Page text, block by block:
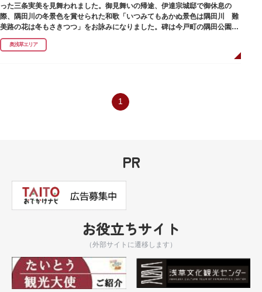
った三条実美を見舞われました。御見舞いの帰途、伊達宗城邸で御休息の
際、隅田川の冬景色を賞せられた和歌「いつみてもあかぬ景色は隅田川 難
美路の花は冬もさきつつ」をお詠みになりました。碑は今戸町の隅田公園内
にあります。
奥浅草エリア
1
PR
お役立ちサイト
（外部サイトに遷移します）